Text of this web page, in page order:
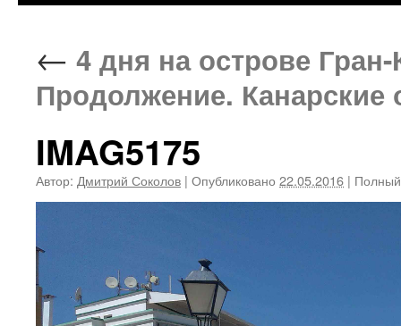
← 4 дня на острове
Продолжение. Канарские
IMAG5175
Автор: Дмитрий Соколов | Опубликовано 22.05.2016 |